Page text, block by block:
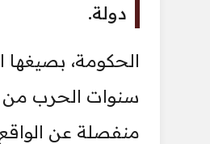
دولة.
الحكومة، بصيغها
سنوات الحرب من
منفصلة عن